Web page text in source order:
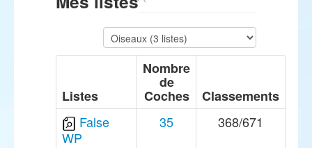
Listes
Nombre
de
Coches
Classements
False
WP
35 368/671